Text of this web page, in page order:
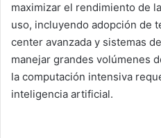
maximizar el rendimiento de
uso, incluyendo adopción de
center avanzada y sistemas
manejar grandes volúmenes
la computación intensiva
inteligencia artificial.